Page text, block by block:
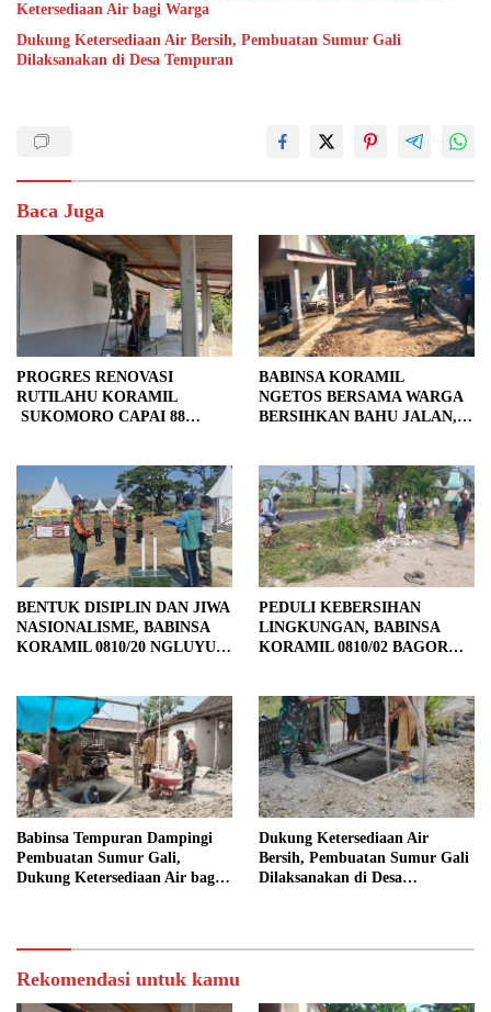
Ketersediaan Air bagi Warga
Dukung Ketersediaan Air Bersih, Pembuatan Sumur Gali
Dilaksanakan di Desa Tempuran
Baca Juga
PROGRES RENOVASI
RUTILAHU KORAMIL
SUKOMORO CAPAI 88
BABINSA KORAMIL
NGETOS BERSAMA WARGA
BERSIHKAN BAHU JALAN,
BENTUK DISIPLIN DAN JIWA
NASIONALISME, BABINSA
KORAMIL 0810/20 NGLUYU
PEDULI KEBERSIHAN
LINGKUNGAN, BABINSA
KORAMIL 0810/02 BAGOR
BAKTI
Babinsa Tempuran Dampingi
Pembuatan Sumur Gali,
Dukung Ketersediaan Air bagi
Dukung Ketersediaan Air
Bersih, Pembuatan Sumur Gali
Dilaksanakan di Desa
Rekomendasi untuk kamu